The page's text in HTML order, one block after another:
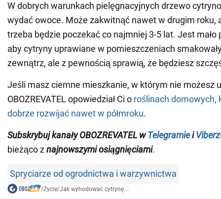
W dobrych warunkach pielęgnacyjnych drzewo
wydać owoce. Może zakwitnąć nawet w drugim roku,
trzeba będzie poczekać co najmniej 3-5 lat. Jest mało
aby cytryny uprawiane w pomieszczeniach
zewnątrz, ale z pewnością sprawią, że będziesz
Jeśli masz ciemne mieszkanie, w którym nie możesz
OBOZREVATEL opowiedział Ci o roślinach domowych,
dobrze rozwijać nawet w półmroku.
Subskrybuj kanały OBOZREVATEL w Telegramiei
bieżąco znajnowszymi osiągnięciami.
Spryciarze od ogrodnictwa i warzywnictwa
/Życie/Jak wyhodować cytrynę...